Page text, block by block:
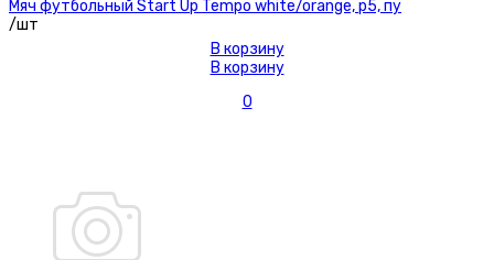
Мяч футбольный Start Up Tempo white/orange, р5, пу
/шт
В корзину
В корзину
0